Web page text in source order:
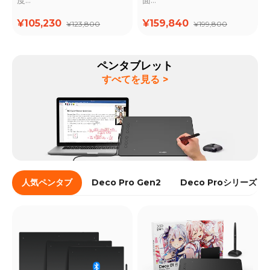
属
¥105,230 ¥123,800 ¥159,840 ¥199,800
ペンタブレット
すべてを見る >
人気ペンタブ Deco Pro Gen2 Deco Proシリーズ